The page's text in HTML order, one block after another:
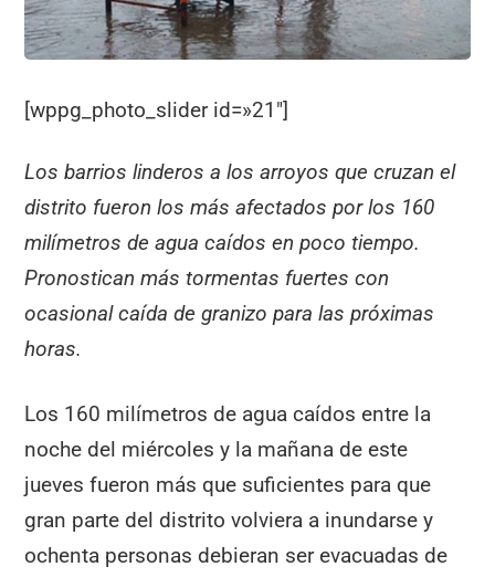
[wppg_photo_slider id=»21″]
Los barrios linderos a los arroyos que cruzan el
distrito fueron los más afectados por los 160
milímetros de agua caídos en poco tiempo.
Pronostican más tormentas fuertes con
ocasional caída de granizo para las próximas
horas.
Los 160 milímetros de agua caídos entre la
noche del miércoles y la mañana de este
jueves fueron más que suficientes para que
gran parte del distrito volviera a inundarse y
ochenta personas debieran ser evacuadas de